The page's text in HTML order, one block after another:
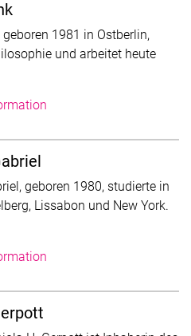
1981 in Ostberlin,
und arbeitet heute
geboren 1980, studierte in
Lissabon und New York.